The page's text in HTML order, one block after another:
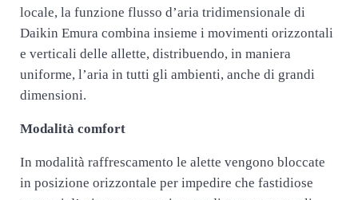
locale, la funzione flusso d’aria tridimensionale di
Daikin Emura combina insieme i movimenti orizzontali
e verticali delle allette, distribuendo, in maniera
uniforme, l’aria in tutti gli ambienti, anche di grandi
dimensioni.
Modalità comfort
In modalità raffrescamento le alette vengono bloccate
in posizione orizzontale per impedire che fastidiose